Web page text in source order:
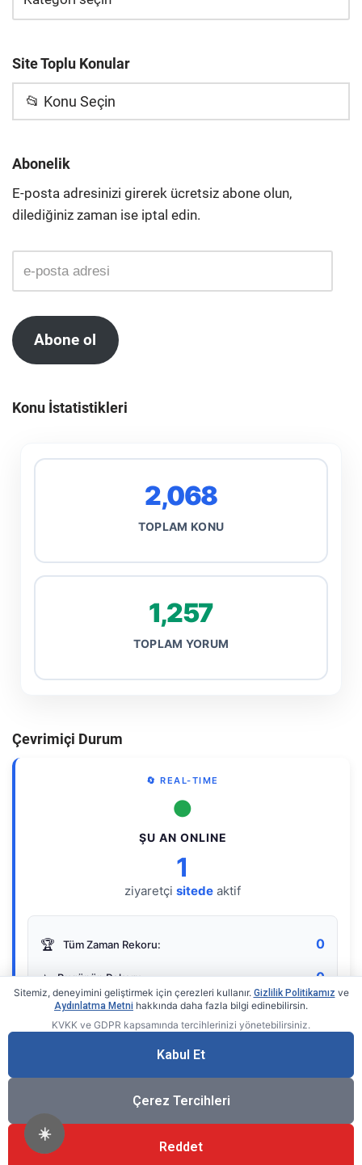
☀️
Site Toplu Konular
📂 Konu Seçin
Abonelik
E-posta adresinizi girerek ücretsiz abone olun,
dilediğiniz zaman ise iptal edin.
Abone ol
Konu İstatistikleri
2,068
TOPLAM KONU
1,257
TOPLAM YORUM
Çevrimiçi Durum
🔄 REAL-TIME
●
ŞU AN ONLINE
1
ziyaretçi sitede aktif
🏆 Tüm Zaman Rekoru: 0
⭐ Bugünün Rekoru: 0
Gerçek zamanlı sayaç
Sitemiz, deneyimini geliştirmek için çerezleri kullanır. Gizlilik Politikamız ve
Aydınlatma Metni hakkında daha fazla bilgi edinebilirsin.
KVKK ve GDPR kapsamında tercihlerinizi yönetebilirsiniz.
Kabul Et
Çerez Tercihleri
Reddet